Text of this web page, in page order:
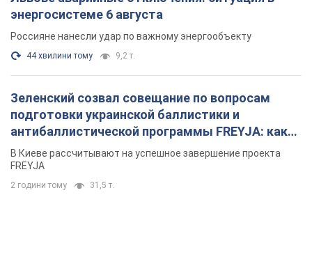
энергосистеме 6 августа
Россияне нанесли удар по важному энергообъекту
44 хвилини тому 9,2 т.
Зеленский созвал совещание по вопросам
подготовки украинской баллистики и
антибаллистической программы FREYJA: какие
решения готовятся
В Киеве рассчитывают на успешное завершение проекта
FREYJA
2 години тому 31,5 т.